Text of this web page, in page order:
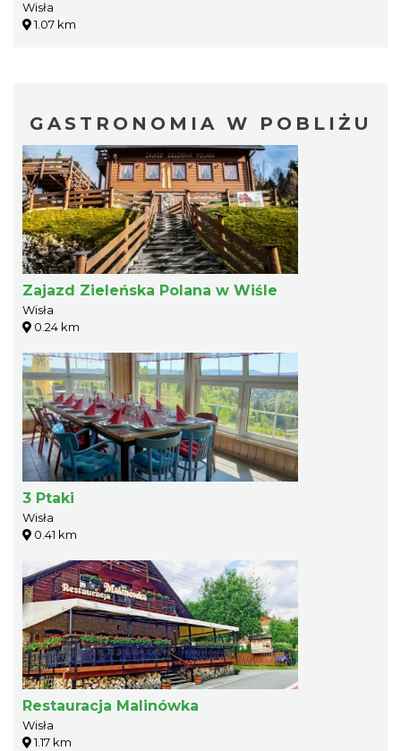
Wisła
1.07 km
GASTRONOMIA W POBLIŻU
Zajazd Zieleńska Polana w Wiśle
Wisła
0.24 km
3 Ptaki
Wisła
0.41 km
Restauracja Malinówka
Wisła
1.17 km